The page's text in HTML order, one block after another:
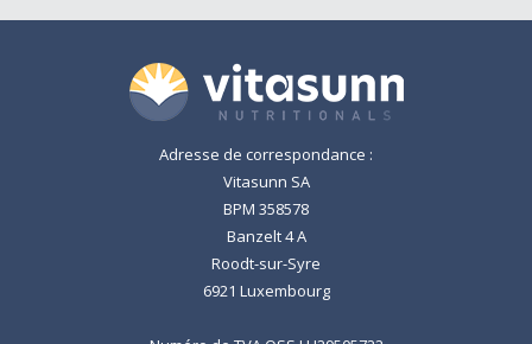
Adresse de correspondance :
Vitasunn SA
BPM 358578
Banzelt 4 A
Roodt-sur-Syre
6921 Luxembourg